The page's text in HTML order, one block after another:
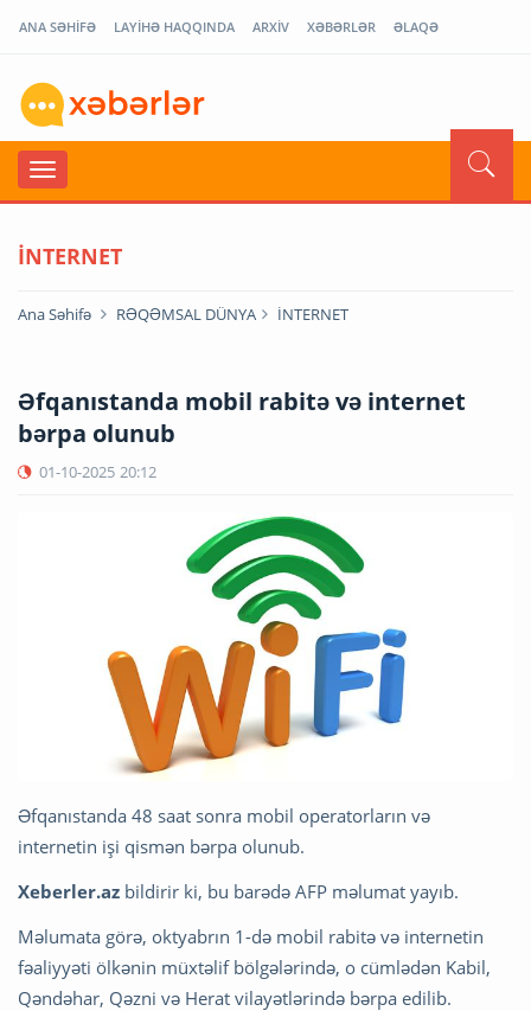
ANA SƏHİFƏ LAYİHƏ HAQQINDA ARXİV XƏBƏRLƏR ƏLAQƏ
İNTERNET
Ana Səhifə RƏQƏMSAL DÜNYA İNTERNET
Əfqanıstanda mobil rabitə və internet
bərpa olunub
01-10-2025 20:12
Əfqanıstanda 48 saat sonra mobil operatorların və
internetin işi qismən bərpa olunub.
Xeberler.az bildirir ki, bu barədə AFP məlumat yayıb.
Məlumata görə, oktyabrın 1-də mobil rabitə və internetin
fəaliyyəti ölkənin müxtəlif bölgələrində, o cümlədən Kabil,
Qəndəhar, Qəzni və Herat vilayətlərində bərpa edilib.